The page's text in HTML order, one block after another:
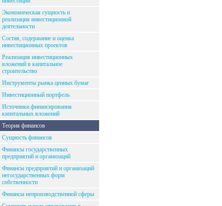
Экономическая сущность и
реализация инвестиционной
деятельности
Состав, содержание и оценка
инвестиционных проектов
Реализация инвестиционных
вложений в капитальное
строительство
Инструменты рынка ценных бумаг
Инвестиционный портфель
Источники финансирования
капитальных вложений
Теория финансов
Сущность финансов
Финансы государственных
предприятий и организаций
Финансы предприятий и организаций
негосударственных форм
собственности
Финансы непроизводственной сферы